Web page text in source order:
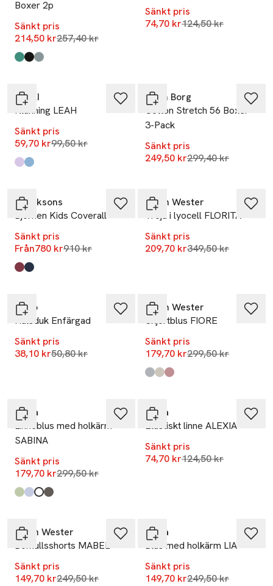
Boxer 2p
Sänkt pris
214,50 krLägsta pris 30 dagar
257,40 kr
Produkten finns i färgerna:
Multipack 3
Multipack 1
Multipack 2
Sänkt pris
74,70 krLägsta pris 30 dagar
124,50 kr
RIKIKI
Klänning LEAH
Sänkt pris
59,70 krLägsta pris 30 dagar
99,50 kr
Produkten finns i färgerna:
Purple Heart
Blue Stripe
Björn Borg
Cotton Stretch 56 Boxer
3-Pack
Sänkt pris
249,50 krLägsta pris 30
299,40 kr
Didriksons
Björnen Kids Coverall
Sänkt pris
Från780 krLägsta pris 30 dagar
910 kr
Produkten finns i färgerna:
Rusty Wine
Navy
Carin Wester
Tröja i lyocell FLORITA
Sänkt pris
209,70 krLägsta pris 30
349,50 kr
Dako
Halsduk Enfärgad
Sänkt pris
38,10 krLägsta pris 30 dagar
50,80 kr
Carin Wester
Skjortblus FIORE
Sänkt pris
179,70 krLägsta pris 30
299,50 kr
Produkten finns i färgerna:
Navy Stripe
Beige Stripe
Red Stripe
Wera
Linneblus med holkärm
SABINA
Sänkt pris
179,70 krLägsta pris 30 dagar
299,50 kr
Produkten finns i färgerna:
Light Green
Blue,
White,
Mole,
Wera
Elastiskt linne ALEXIA
Sänkt pris
74,70 krLägsta pris 30 dagar
124,50 kr
Carin Wester
Bomullsshorts MABEL
Sänkt pris
149,70 krLägsta pris 30 dagar
249,50 kr
Wera
Blus med holkärm LIA
Sänkt pris
149,70 krLägsta pris 30
249,50 kr